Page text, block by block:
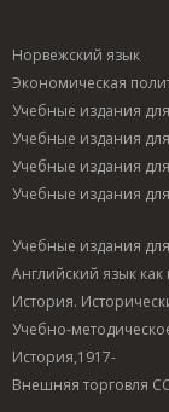
Норвежский язык
Экономическая
Учебные издания
Учебные издания
Учебные издания
Учебные издания
Учебные издания
Английский язык
История.
Учебно-
История,1917-
Внешняя торговля